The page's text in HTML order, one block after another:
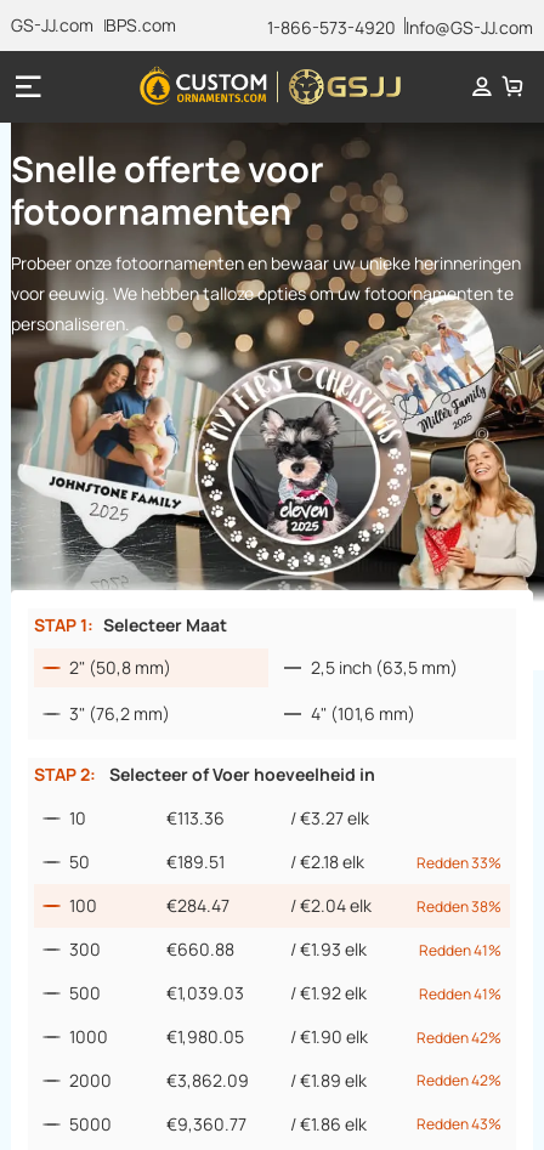
GS-JJ.com BPS.com 1-866-573-4920 Info@GS-JJ.com
Snelle offerte voor
fotoornamenten
Probeer onze fotoornamenten en bewaar uw unieke herinneringen
voor eeuwig. We hebben talloze opties om uw fotoornamenten te
personaliseren.
STAP 1: Selecteer Maat
2" (50,8 mm)
2,5 inch (63,5 mm)
3" (76,2 mm) 4" (101,6 mm)
STAP 2:
Selecteer of Voer hoeveelheid in
10
€113.36 /€3.27elk
50
€189.51 /€2.18elk Redden 33%
100 €284.47 /€2.04elk Redden 38%
300 €660.88 /€1.93elk Redden 41%
500 €1,039.03 /€1.92elk Redden 41%
1000 €1,980.05 /€1.90elk Redden 42%
2000 €3,862.09 /€1.89elk Redden 42%
5000 €9,360.77 /€1.86elk Redden 43%